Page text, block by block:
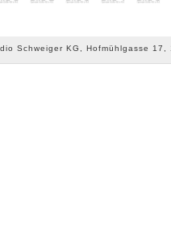
Schweiger KG, Hofmühlgasse